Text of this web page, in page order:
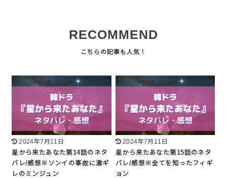
RECOMMEND
2024年7月11日
星から来たあなた第14話のネタ
バレ/感想※ソンイの事故に激ギ
レのミンジュン
2024年7月11日
星から来たあなた第15話のネタ
バレ/感想※全てを知ったフィギ
ョン